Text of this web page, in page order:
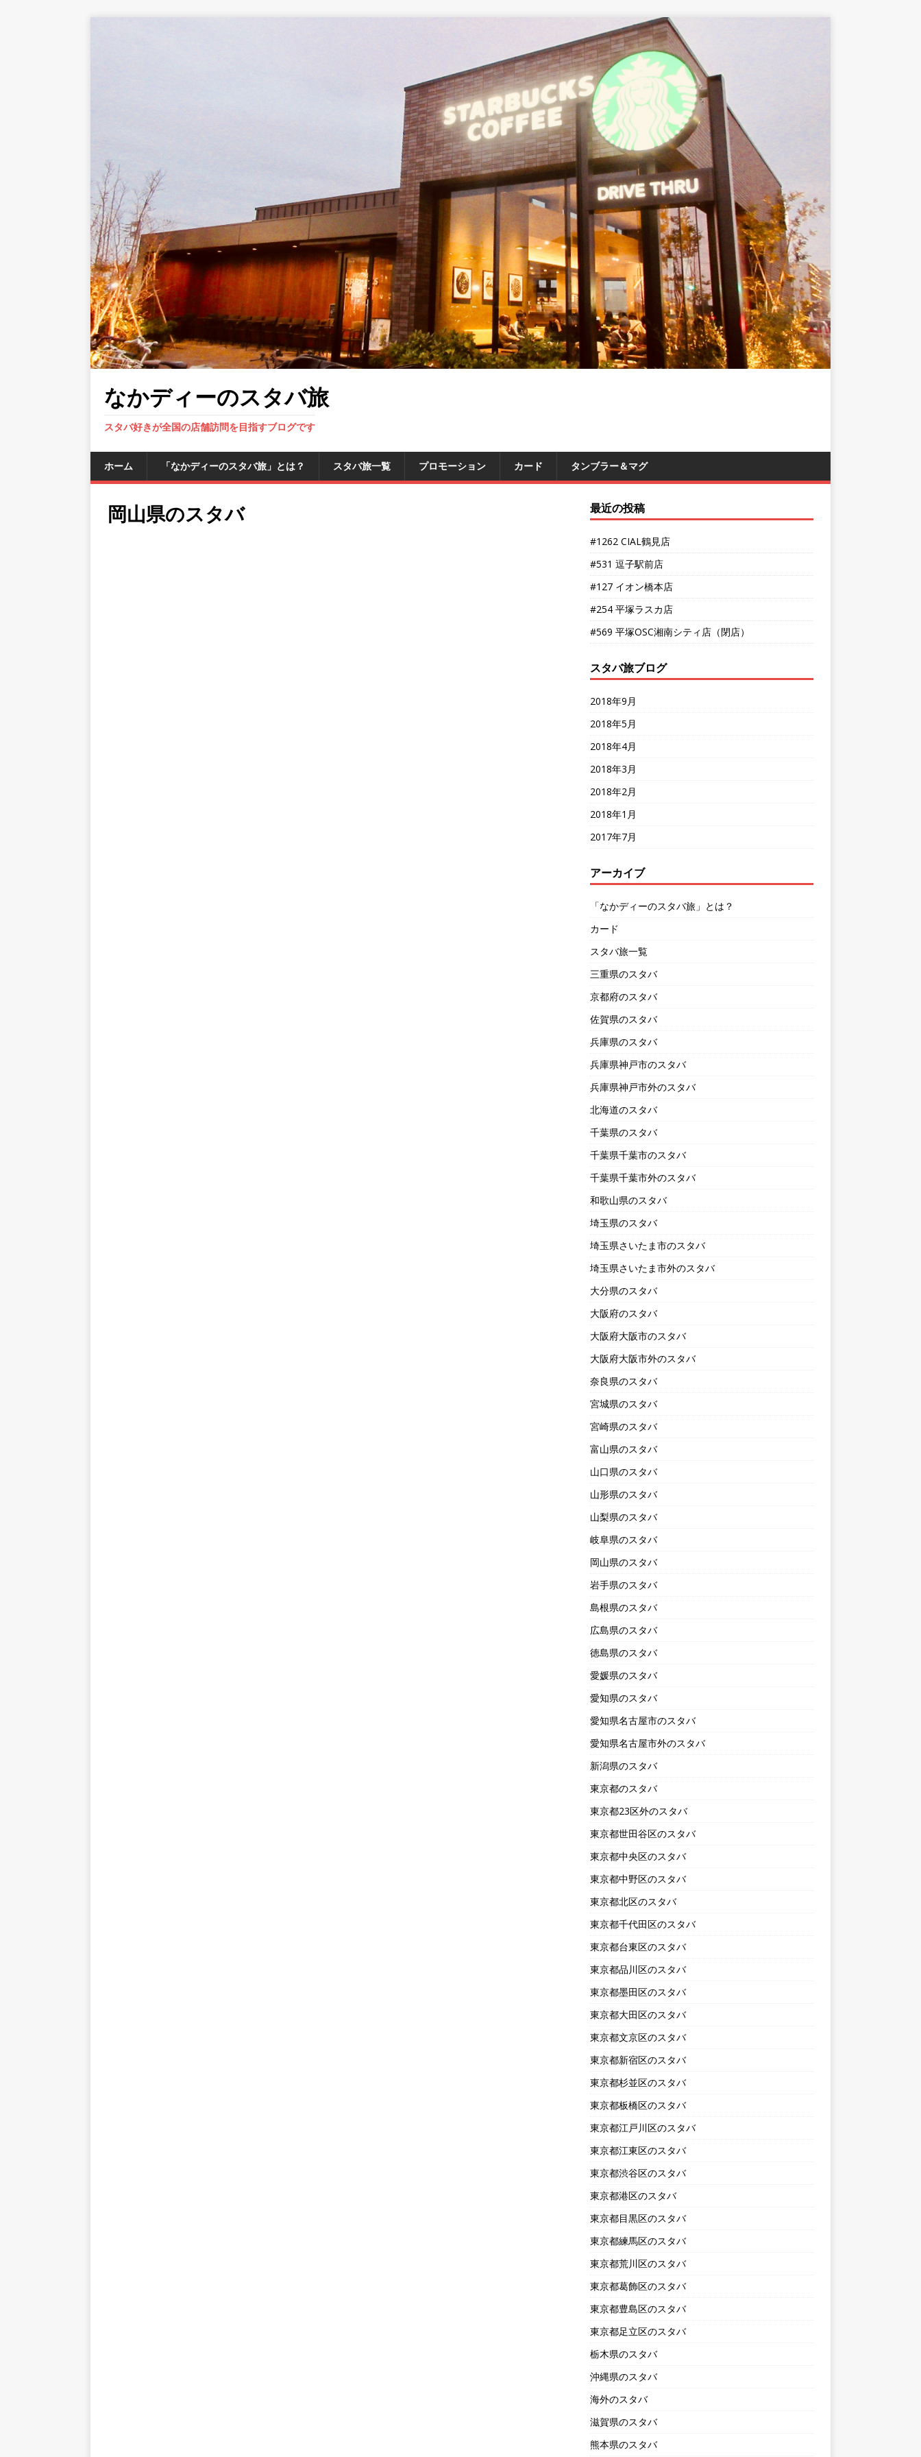
なかディーのスタバ旅
スタバ好きが全国の店舗訪問を目指すブログです
ホーム 「なかディーのスタバ旅」とは？ スタバ旅一覧 プロモーション カード タンブラー＆マグ
岡山県のスタバ 最近の投稿
#1262 CIAL鶴見店
#531 逗子駅前店
#127 イオン橋本店
#254 平塚ラスカ店
#569 平塚OSC湘南シティ店（閉店）
スタバ旅ブログ
2018年9月
2018年5月
2018年4月
2018年3月
2018年2月
2018年1月
2017年7月
アーカイブ
「なかディーのスタバ旅」とは？
カード
スタバ旅一覧
三重県のスタバ
京都府のスタバ
佐賀県のスタバ
兵庫県のスタバ
兵庫県神戸市のスタバ
兵庫県神戸市外のスタバ
北海道のスタバ
千葉県のスタバ
千葉県千葉市のスタバ
千葉県千葉市外のスタバ
和歌山県のスタバ
埼玉県のスタバ
埼玉県さいたま市のスタバ
埼玉県さいたま市外のスタバ
大分県のスタバ
大阪府のスタバ
大阪府大阪市のスタバ
大阪府大阪市外のスタバ
奈良県のスタバ
宮城県のスタバ
宮崎県のスタバ
富山県のスタバ
山口県のスタバ
山形県のスタバ
山梨県のスタバ
岐阜県のスタバ
岡山県のスタバ
岩手県のスタバ
島根県のスタバ
広島県のスタバ
徳島県のスタバ
愛媛県のスタバ
愛知県のスタバ
愛知県名古屋市のスタバ
愛知県名古屋市外のスタバ
新潟県のスタバ
東京都のスタバ
東京都23区外のスタバ
東京都世田谷区のスタバ
東京都中央区のスタバ
東京都中野区のスタバ
東京都北区のスタバ
東京都千代田区のスタバ
東京都台東区のスタバ
東京都品川区のスタバ
東京都墨田区のスタバ
東京都大田区のスタバ
東京都文京区のスタバ
東京都新宿区のスタバ
東京都杉並区のスタバ
東京都板橋区のスタバ
東京都江戸川区のスタバ
東京都江東区のスタバ
東京都渋谷区のスタバ
東京都港区のスタバ
東京都目黒区のスタバ
東京都練馬区のスタバ
東京都荒川区のスタバ
東京都葛飾区のスタバ
東京都豊島区のスタバ
東京都足立区のスタバ
栃木県のスタバ
沖縄県のスタバ
海外のスタバ
滋賀県のスタバ
熊本県のスタバ